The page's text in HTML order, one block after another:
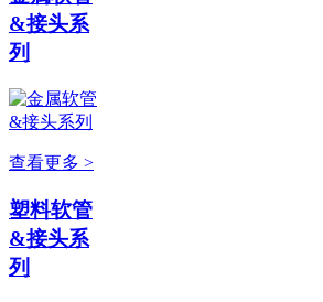
&接头系
列
查看更多 >
塑料软管
&接头系
列